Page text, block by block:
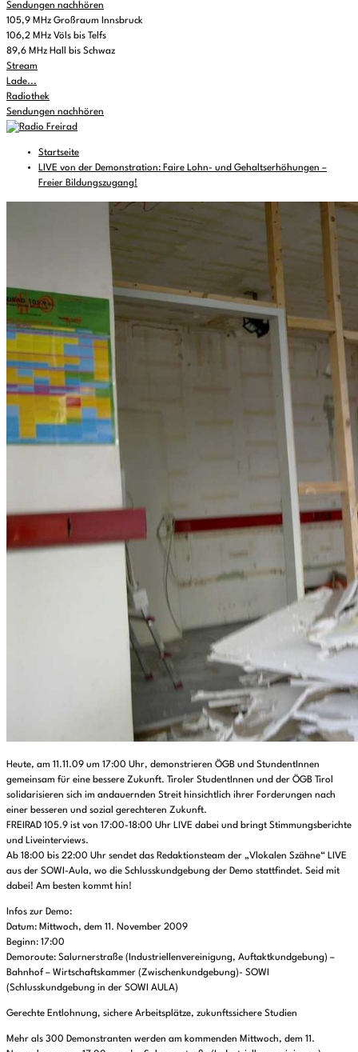
Sendungen nachhören
105,9 MHz Großraum Innsbruck
106,2 MHz Völs bis Telfs
89,6 MHz Hall bis Schwaz
Stream
Lade...
Radiothek
Sendungen nachhören
Startseite
LIVE von der Demonstration: Faire Lohn- und Gehaltserhöhungen –
Freier Bildungszugang!
Heute, am 11.11.09 um 17:00 Uhr, demonstrieren ÖGB und StundentInnen
gemeinsam für eine bessere Zukunft. Tiroler StudentInnen und der ÖGB Tirol
solidarisieren sich im andauernden Streit hinsichtlich ihrer Forderungen nach
einer besseren und sozial gerechteren Zukunft.
FREIRAD 105.9 ist von 17:00-18:00 Uhr LIVE dabei und bringt Stimmungsberichte
und Liveinterviews.
Ab 18:00 bis 22:00 Uhr sendet das Redaktionsteam der „Vlokalen Szähne“ LIVE
aus der SOWI-Aula, wo die Schlusskundgebung der Demo stattfindet. Seid mit
dabei! Am besten kommt hin!
Infos zur Demo:
Datum: Mittwoch, dem 11. November 2009
Beginn: 17:00
Demoroute: Salurnerstraße (Industriellenvereinigung, Auftaktkundgebung) –
Bahnhof – Wirtschaftskammer (Zwischenkundgebung)- SOWI
(Schlusskundgebung in der SOWI AULA)
Gerechte Entlohnung, sichere Arbeitsplätze, zukunftssichere Studien
Mehr als 300 Demonstranten werden am kommenden Mittwoch, dem 11.